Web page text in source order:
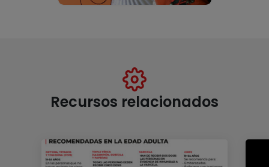
Recursos relacionados